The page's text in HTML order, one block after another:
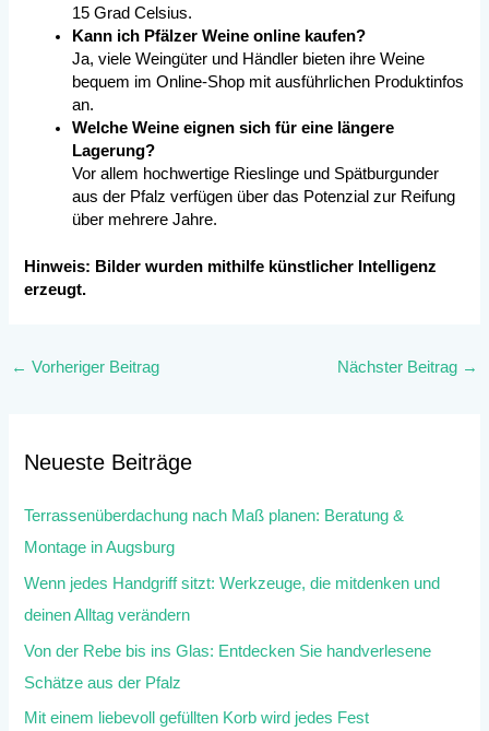
15 Grad Celsius.
Kann ich Pfälzer Weine online kaufen?
Ja, viele Weingüter und Händler bieten ihre Weine
bequem im Online-Shop mit ausführlichen Produktinfos
an.
Welche Weine eignen sich für eine längere
Lagerung?
Vor allem hochwertige Rieslinge und Spätburgunder
aus der Pfalz verfügen über das Potenzial zur Reifung
über mehrere Jahre.
Hinweis: Bilder wurden mithilfe künstlicher Intelligenz
erzeugt.
← Vorheriger Beitrag Nächster Beitrag →
Neueste Beiträge
Terrassenüberdachung nach Maß planen: Beratung &
Montage in Augsburg
Wenn jedes Handgriff sitzt: Werkzeuge, die mitdenken und
deinen Alltag verändern
Von der Rebe bis ins Glas: Entdecken Sie handverlesene
Schätze aus der Pfalz
Mit einem liebevoll gefüllten Korb wird jedes Fest